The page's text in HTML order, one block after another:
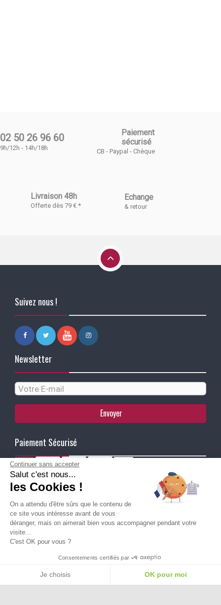
Besoin d'aide pour choisir une
taille ou une pointure ?
02 50 26 96 60
9h/12h - 14h/18h
Paiement
sécurisé
CB - Paypal - Chèque
Livraison 48h
Offerte dès 79 € *
Echange
& retour
Suivez nous !
Newsletter
Envoyer
Paiement Sécurisé
Ma Livraison
Continuer sans accepter
Salut c'est nous...
les Cookies !
On a attendu d'être sûrs que le contenu de
ce site vous intéresse avant de vous
déranger, mais on aimerait bien vous accompagner pendant votre
visite...
C'est OK pour vous ?
Consentements certifiés par
Je choisis OK pour moi